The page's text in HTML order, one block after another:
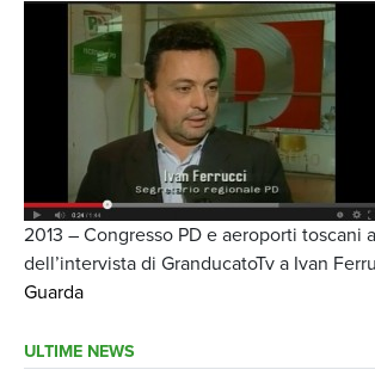
2013 – Congresso PD e aeroporti toscani
dell’intervista di GranducatoTv a Ivan
Guarda
ULTIME NEWS